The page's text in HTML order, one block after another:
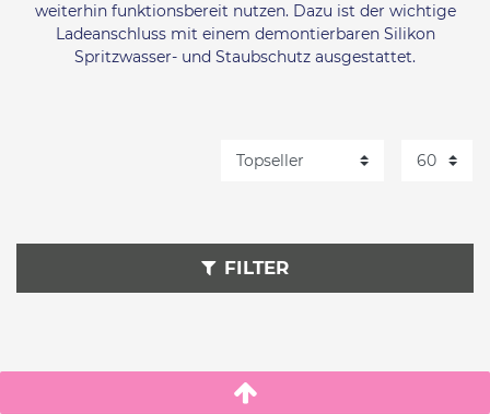
weiterhin funktionsbereit nutzen. Dazu ist der wichtige
Ladeanschluss mit einem demontierbaren Silikon
Spritzwasser- und Staubschutz ausgestattet.
FILTER